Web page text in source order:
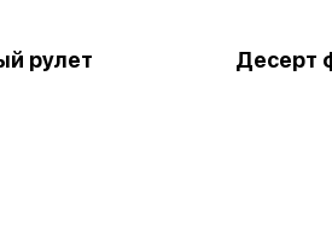
рулет Десерт